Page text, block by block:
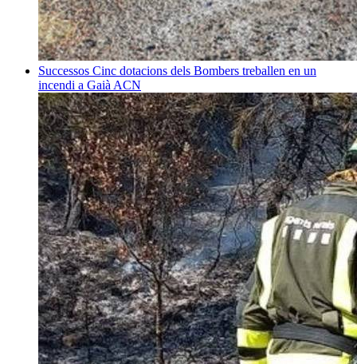
Successos Cinc dotacions dels Bombers treballen en un
incendi a Gaià ACN